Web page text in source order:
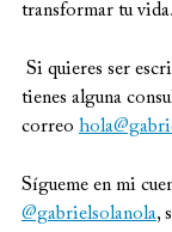
transformar tu vida.
tienes alguna
correo
Sígueme en mi
@gabrielsolanola,